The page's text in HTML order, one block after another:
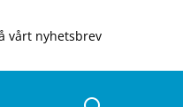
vårt nyhetsbrev